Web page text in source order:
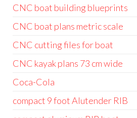
CNC boat building blueprints
CNC boat plans metric scale
CNC cutting files for boat
CNC kayak plans 73 cm wide
Coca-Cola
compact 9 foot Alutender RIB